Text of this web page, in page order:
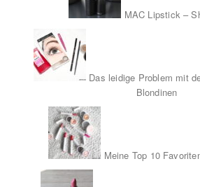
MAC Lipstick –
Das leidige Problem mit
Blondinen
Meine Top 10